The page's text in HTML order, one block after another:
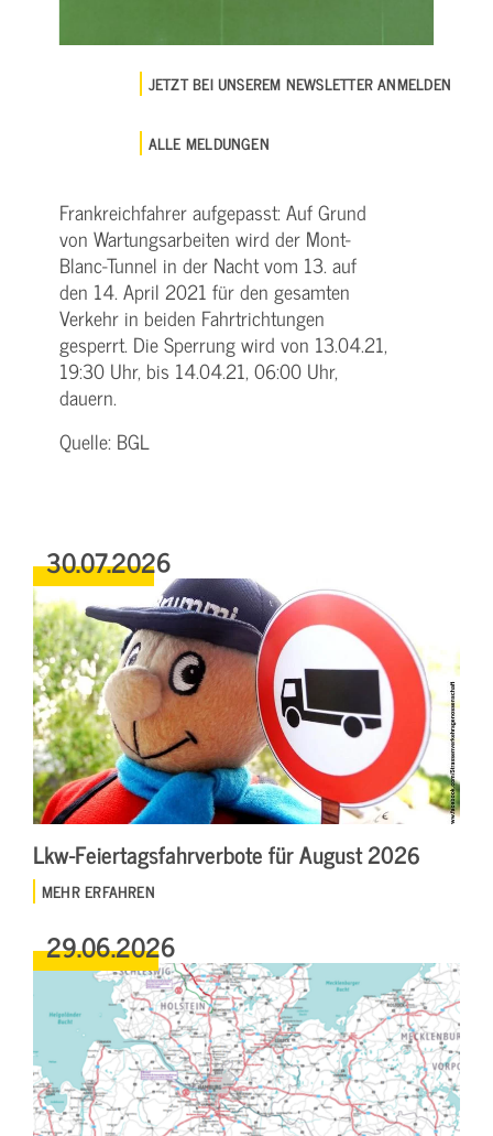
JETZT BEI UNSEREM NEWSLETTER ANMELDEN
ALLE MELDUNGEN
Frankreichfahrer aufgepasst: Auf Grund
von Wartungsarbeiten wird der Mont­-
Blanc­-Tunnel in der Nacht vom 13. auf
den 14. April 2021 für den gesamten
Verkehr in beiden Fahrtrichtungen
gesperrt. Die Sperrung wird von 13.04.21,
19:30 Uhr, bis 14.04.21, 06:00 Uhr,
dauern.
Quelle: BGL
30.07.2026
Lkw-Feiertagsfahrverbote für August 2026
MEHR ERFAHREN
29.06.2026